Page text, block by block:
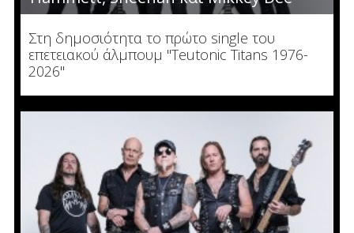
Στη δημοσιότητα το πρώτο single του
επετειακού άλμπουμ "Teutonic Titans 1976-
2026"